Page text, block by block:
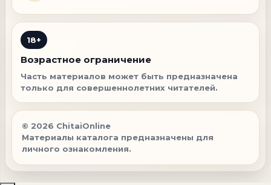
18+
Возрастное ограничение
Часть материалов может быть предназначена
только для совершеннолетних читателей.
© 2026 ChitaiOnline
Материалы каталога предназначены для
личного ознакомления.